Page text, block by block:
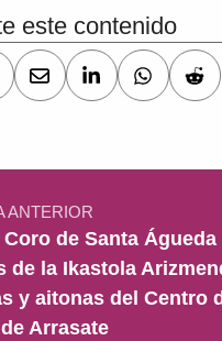
este contenido
ANTERIOR
de Santa
de la Ikastola
y aitonas del Centro
Arrasate